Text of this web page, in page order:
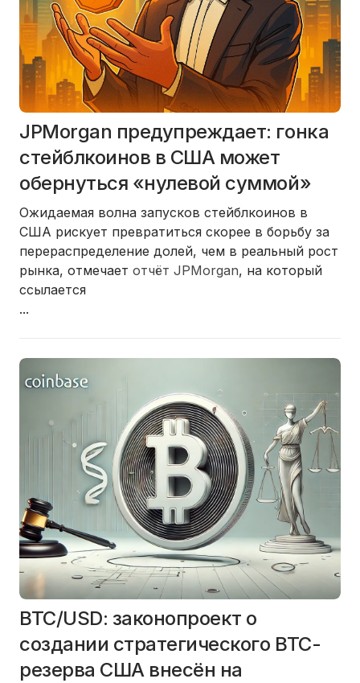
JPMorgan предупреждает: гонка
стейблкоинов в США может
обернуться «нулевой суммой»
Ожидаемая волна запусков стейблкоинов в
США рискует превратиться скорее в борьбу за
перераспределение долей, чем в реальный рост
рынка, отмечает отчёт JPMorgan, на который
ссылается
...
BTC/USD: законопроект о
создании стратегического BTC-
резерва США внесён на